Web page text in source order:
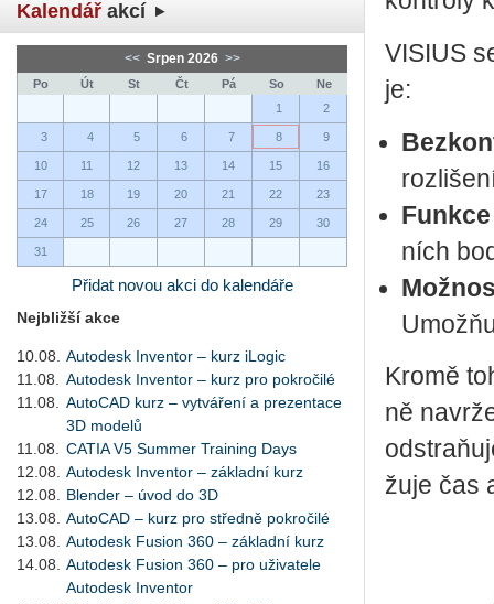
Kalendář akcí
<< Srpen 2026 >>
Po Út St Čt Pá So
Ne
1
2
3 4 5 6 7 8 9
10 11 12 13 14 15 16
17 18 19 20 21 22 23
24 25 26 27 28 29 30
31
Přidat novou akci do kalendáře
Nejbližší akce
10.08.
Autodesk Inventor – kurz iLogic
11.08.
Autodesk Inventor – kurz pro pokročilé
11.08.
AutoCAD kurz – vytváření a prezentace
3D modelů
11.08.
CATIA V5 Summer Training Days
12.08.
Autodesk Inventor – základní kurz
12.08.
Blender – úvod do 3D
13.08.
AutoCAD – kurz pro středně pokročilé
13.08.
Autodesk Fusion 360 – základní kurz
14.08.
Autodesk Fusion 360 – pro uživatele
Autodesk Inventor
VI­SIUS
je:
ních
Kromě
ně
žu­je čas